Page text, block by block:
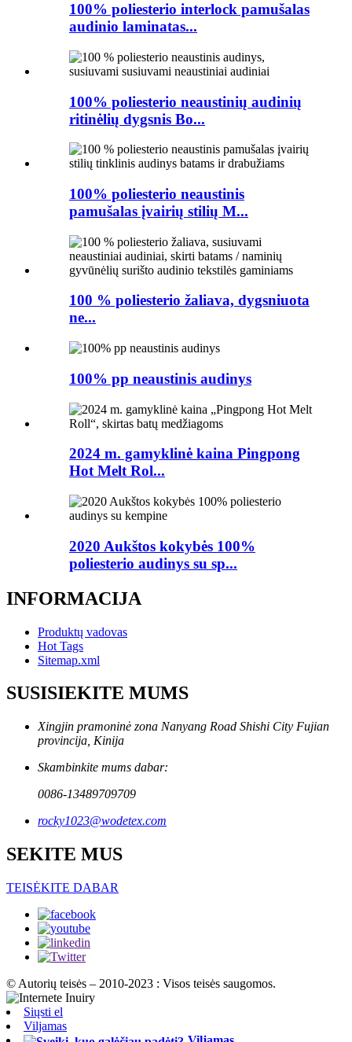
100% poliesterio interlock pamušalas
audinio laminatas...
100% poliesterio neaustinių audinių
ritinėlių dygsnis Bo...
100% poliesterio neaustinis
pamušalas įvairių stilių M...
100 % poliesterio žaliava, dygsniuota
ne...
100% pp neaustinis audinys
2024 m. gamyklinė kaina Pingpong
Hot Melt Rol...
2020 Aukštos kokybės 100%
poliesterio audinys su sp...
INFORMACIJA
Produktų vadovas
Hot Tags
Sitemap.xml
SUSISIEKITE MUMS
Xingjin pramoninė zona Nanyang Road Shishi City Fujian
provincija, Kinija
Skambinkite mums dabar:
0086-13489709709
rocky1023@wodetex.com
SEKITE MUS
TEISĖKITE DABAR
© Autorių teisės – 2010-2023 : Visos teisės saugomos.
Siųsti el
Viljamas